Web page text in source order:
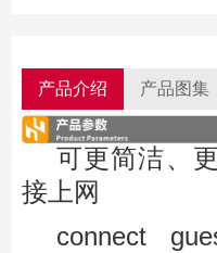
产品介绍 产品图集
可更简洁、
接上网
connect